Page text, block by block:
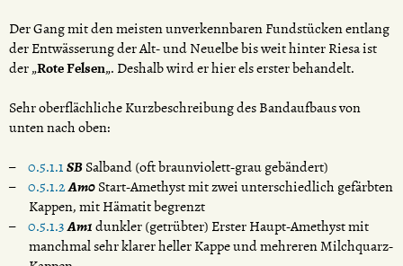
Der Gang mit den meisten unverkennbaren Fundstücken entlang
der Entwässerung der Alt- und Neuelbe bis weit hinter Riesa ist
der „Rote Felsen„. Deshalb wird er hier els erster behandelt.
Sehr oberflächliche Kurzbeschreibung des Bandaufbaus von
unten nach oben:
0.5.1.1SB Salband (oft braunviolett-grau gebändert)
0.5.1.2Am0Start-Amethyst mit zwei unterschiedlich gefärbten
Kappen, mit Hämatit begrenzt
0.5.1.3Am1dunkler (getrübter) Erster Haupt-Amethyst mit
manchmal sehr klarer heller Kappe und mehreren Milchquarz-